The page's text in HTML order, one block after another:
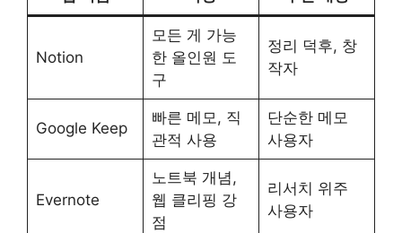
Notion
모든 게 가능
한 올인원 도
구
정리 덕후, 창
작자
Google Keep
빠른 메모, 직
관적 사용
단순한 메모
사용자
Evernote
노트북 개념,
웹 클리핑 강
점
리서치 위주
사용자